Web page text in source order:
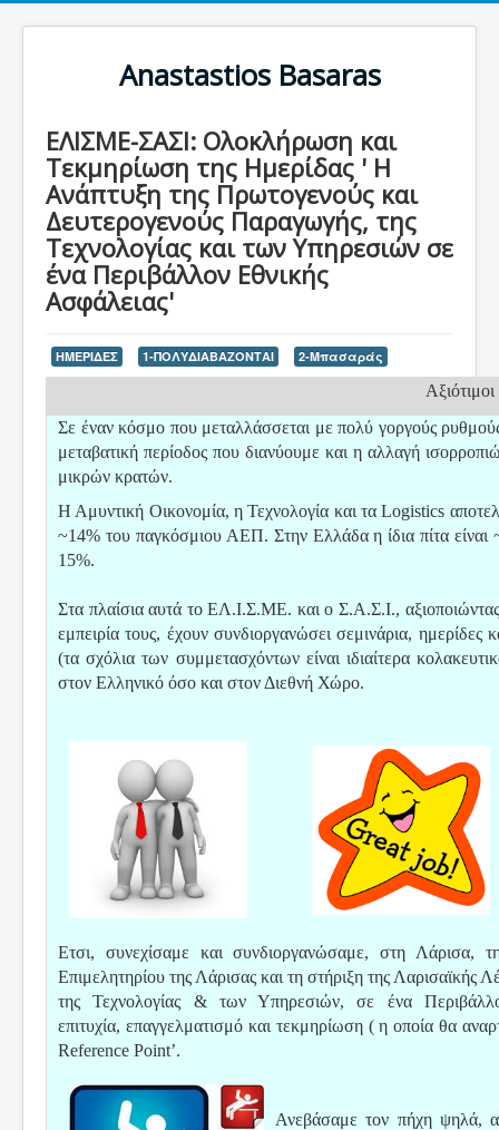
Anastastios Basaras
ΕΛΙΣΜΕ-ΣΑΣΙ: Ολοκλήρωση και
Τεκμηρίωση της Ημερίδας ' Η
Ανάπτυξη της Πρωτογενούς και
Δευτερογενούς Παραγωγής, της
Τεχνολογίας και των Υπηρεσιών σε
ένα Περιβάλλον Εθνικής
Ασφάλειας'
ΗΜΕΡΙΔΕΣ 1-ΠΟΛΥΔΙΑΒΑΖΟΝΤΑΙ 2-Μπασαράς
Σε έναν κόσμο που μεταλλάσσεται με πολύ γοργούς
μεταβατική περίοδος που διανύουμε και η αλλαγή
μικρών κρατών.
Η Αμυντική Οικονομία, η Τεχνολογία και τα Logistics
~14% του παγκόσμιου ΑΕΠ. Στην Ελλάδα η ίδια πίτα είναι
15%.
Στα πλαίσια αυτά το ΕΛ.Ι.Σ.ΜΕ. και ο Σ.Α.Σ.Ι.,
εμπειρία τους, έχουν συνδιοργανώσει σεμινάρια, ημερίδες
(τα σχόλια των συμμετασχόντων είναι ιδιαίτερα
στον Ελληνικό όσο και στον Διεθνή Χώρο.
Ετσι, συνεχίσαμε και συνδιοργανώσαμε, στη Λάρισα,
Επιμελητηρίου της Λάρισας και τη στήριξη της
της Τεχνολογίας & των Υπηρεσιών, σε ένα
επιτυχία, επαγγελματισμό και τεκμηρίωση ( η οποία θα
Reference Point’.
Ανεβάσαμε τον πήχη ψηλά,